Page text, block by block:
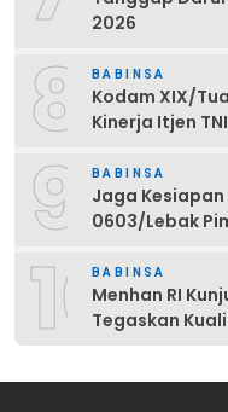
2026
8 BABINSA
Kodam XIX/
Kinerja Itjen
9 BABINSA
Jaga
0603/Lebak
10BABINSA
Menhan RI
Tegaskan